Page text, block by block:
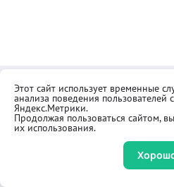
Контакты
Как купить
Реквизиты
Оферта
Правила
Этот сайт использует временные
анализа поведения
Яндекс.Метрики.
Продолжая пользоваться сайтом,
их использования.